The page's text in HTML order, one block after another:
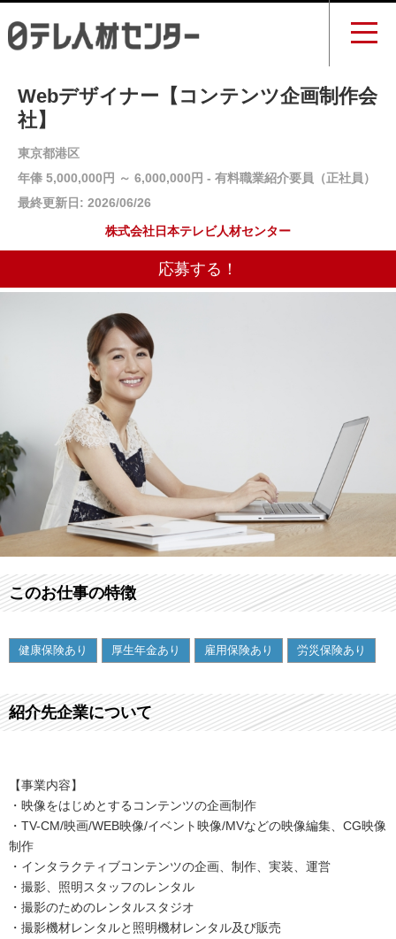
Webデザイナー【コンテンツ企画制作会
社】
東京都港区
年俸 5,000,000円 ～ 6,000,000円 - 有料職業紹介要員（正社員）
最終更新日: 2026/06/26
株式会社日本テレビ人材センター
応募する！
このお仕事の特徴
健康保険あり 厚生年金あり 雇用保険あり 労災保険あり
紹介先企業について
【事業内容】
・映像をはじめとするコンテンツの企画制作
・TV-CM/映画/WEB映像/イベント映像/MVなどの映像編集、CG映像
制作
・インタラクティブコンテンツの企画、制作、実装、運営
・撮影、照明スタッフのレンタル
・撮影のためのレンタルスタジオ
・撮影機材レンタルと照明機材レンタル及び販売